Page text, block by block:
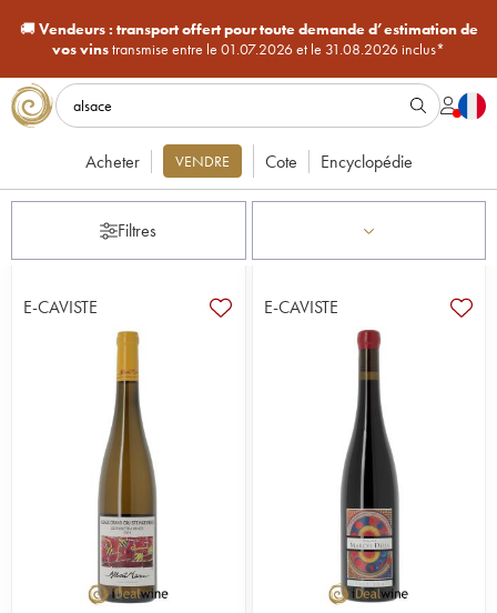
🚚Vendeurs : transport offert pour toute demande d’estimation de
vos vinstransmise entre le 01.07.2026 et le 31.08.2026 inclus*
Acheter VENDRE Cote Encyclopédie
Filtres
E-CAVISTE E-CAVISTE